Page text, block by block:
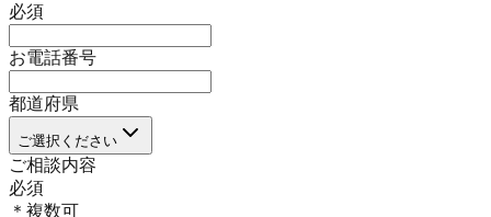
必須
お電話番号
都道府県
ご選択ください
ご相談内容
必須
＊複数可